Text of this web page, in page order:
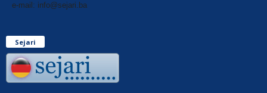
e-mail: info@sejari.ba
Sejari